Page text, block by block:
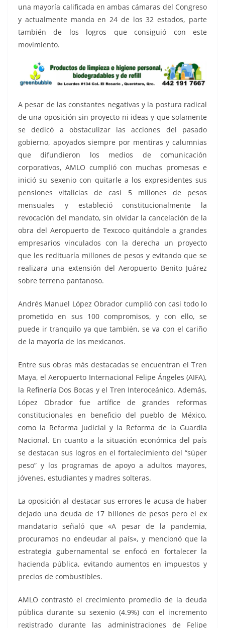
una mayoría calificada en ambas cámaras del Congreso
y actualmente manda en 24 de los 32 estados, parte
también de los logros que consiguió con este
movimiento.
A pesar de las constantes negativas y la postura radical
de una oposición sin proyecto ni ideas y que solamente
se dedicó a obstaculizar las acciones del pasado
gobierno, apoyados siempre por mentiras y calumnias
que difundieron los medios de comunicación
corporativos, AMLO cumplió con muchas promesas e
inició su sexenio con quitarle a los expresidentes sus
pensiones vitalicias de casi 5 millones de pesos
mensuales y estableció constitucionalmente la
revocación del mandato, sin olvidar la cancelación de la
obra del Aeropuerto de Texcoco quitándole a grandes
empresarios vinculados con la derecha un proyecto
que les redituaría millones de pesos y evitando que se
realizara una extensión del Aeropuerto Benito Juárez
sobre terreno pantanoso.
Andrés Manuel López Obrador cumplió con casi todo lo
prometido en sus 100 compromisos, y con ello, se
puede ir tranquilo ya que también, se va con el cariño
de la mayoría de los mexicanos.
Entre sus obras más destacadas se encuentran el Tren
Maya, el Aeropuerto Internacional Felipe Ángeles (AIFA),
la Refinería Dos Bocas y el Tren Interoceánico. Además,
López Obrador fue artífice de grandes reformas
constitucionales en beneficio del pueblo de México,
como la Reforma Judicial y la Reforma de la Guardia
Nacional. En cuanto a la situación económica del país
se destacan sus logros en el fortalecimiento del “súper
peso” y los programas de apoyo a adultos mayores,
jóvenes, estudiantes y madres solteras.
La oposición al destacar sus errores le acusa de haber
dejado una deuda de 17 billones de pesos pero el ex
mandatario señaló que «A pesar de la pandemia,
procuramos no endeudar al país», y mencionó que la
estrategia gubernamental se enfocó en fortalecer la
hacienda pública, evitando aumentos en impuestos y
precios de combustibles.
AMLO contrastó el crecimiento promedio de la deuda
pública durante su sexenio (4.9%) con el incremento
registrado durante las administraciones de Felipe